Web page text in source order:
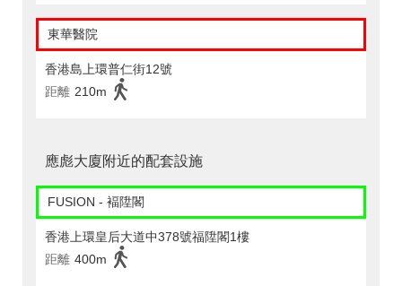
東華醫院
香港島上環普仁街12號
距離 210m
應彪大廈附近的配套設施
FUSION - 褔陞閣
香港上環皇后大道中378號福陞閣1樓
距離 400m